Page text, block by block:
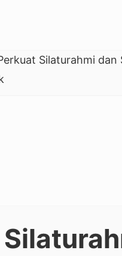
Silaturahmi dan